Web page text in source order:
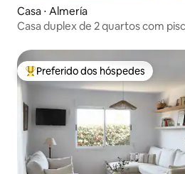
Casa ⋅ Almería
Casa duplex de 2 quartos com
Entre os melhores preferidos dos
Preferido dos hóspedes